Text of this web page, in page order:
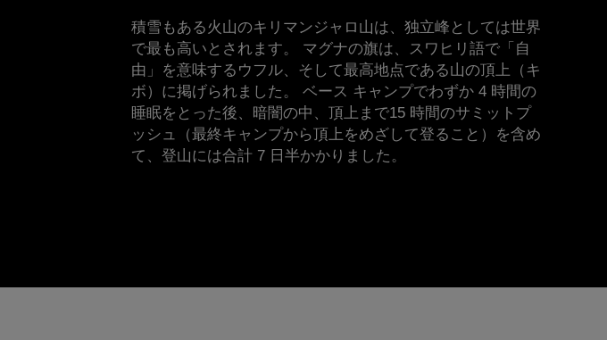
積雪もある火山のキリマンジャロ山は、独立峰としては世界
で最も高いとされます。 マグナの旗は、スワヒリ語で「自
由」を意味するウフル、そして最高地点である山の頂上（キ
ボ）に掲げられました。 ベース キャンプでわずか 4 時間の
睡眠をとった後、暗闇の中、頂上まで15 時間のサミットプ
ッシュ（最終キャンプから頂上をめざして登ること）を含め
て、登山には合計 7 日半かかりました。